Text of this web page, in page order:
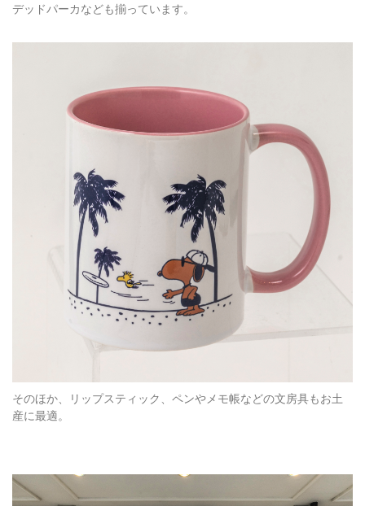
デッドパーカなども揃っています。
そのほか、リップスティック、ペンやメモ帳などの文房具もお土
産に最適。